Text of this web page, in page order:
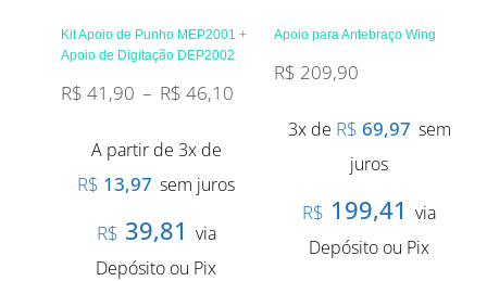
Kit Apoio de Punho MEP2001 +
Apoio de Digitação DEP2002
R$ 41,90 – R$ 46,10
A partir de 3x de
R$ 13,97 sem juros
R$ 39,81 via
Depósito ou Pix
Apoio para Antebraço Wing
R$ 209,90
3x de R$ 69,97 sem
juros
R$ 199,41 via
Depósito ou Pix